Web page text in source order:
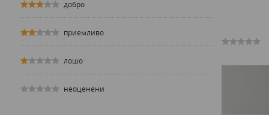
добро
приемливо
лошо
неоценени